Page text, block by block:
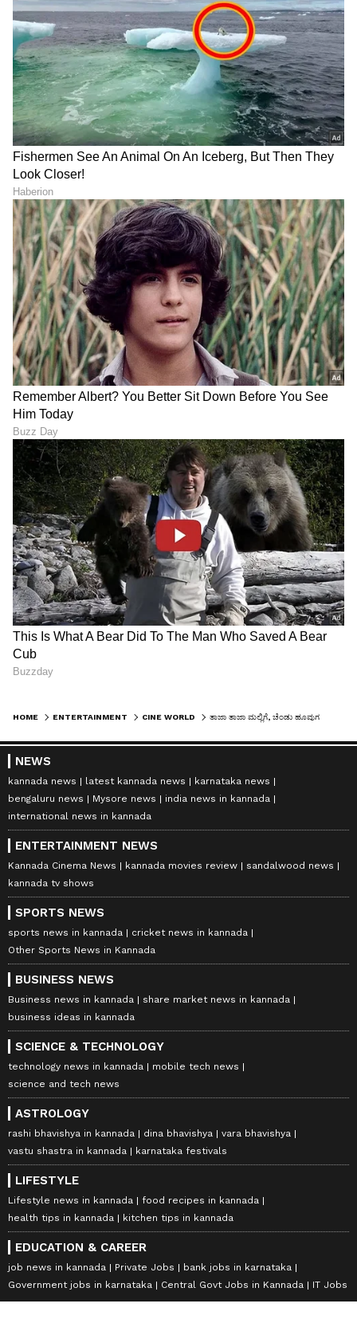
HOME ENTERTAINMENT CINE WORLD
NEWS
kannada news latest kannada news
karnataka news
bengaluru news
Mysore news
india news in kannada
international news in kannada
ENTERTAINMENT NEWS
Kannada Cinema News kannada movies review
sandalwood news
kannada tv shows
SPORTS NEWS
sports news in kannada
cricket news in kannada
Other Sports News in Kannada
BUSINESS NEWS
Business news in kannada
share market news in kannada
business ideas in kannada
SCIENCE & TECHNOLOGY
technology news in kannada
mobile tech news
science and tech news
ASTROLOGY
rashi bhavishya in kannada dina bhavishya
vara bhavishya
vastu shastra in kannada
karnataka festivals
LIFESTYLE
Lifestyle news in kannada
food recipes in kannada
health tips in kannada
kitchen tips in kannada
EDUCATION & CAREER
job news in kannada Private Jobs
bank jobs in karnataka
Government jobs in karnataka
Central Govt Jobs in Kannada IT Jobs